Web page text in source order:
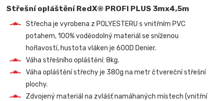
Střešní opláštění RedX® PROFI PLUS 3mx4,5m
Střecha je vyrobena z POLYESTERU s vnitřním PVC
potahem, 100% voděodolný materiál se sníženou
hořlavostí, hustota vláken je 600D Denier.
Váha střešního opláštění: 8kg.
Váha opláštění střechy je 380g na metr čtvereční střešní
plochy.
Zdvojený materiál na zvlášť namáhaných místech (vnitřní